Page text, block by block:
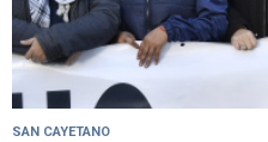
SAN CAYETANO